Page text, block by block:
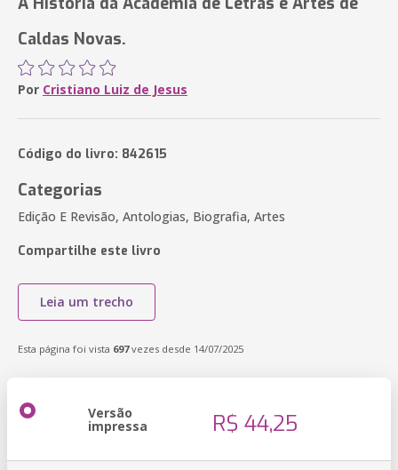
Caldas Novas.
Por Cristiano Luiz de Jesus
Código do livro: 842615
Categorias
Edição E Revisão, Antologias, Biografia, Artes
Compartilhe este livro
Leia um trecho
Esta página foi vista 697vezes desde 14/07/2025
Versão
impressa R$ 44,25